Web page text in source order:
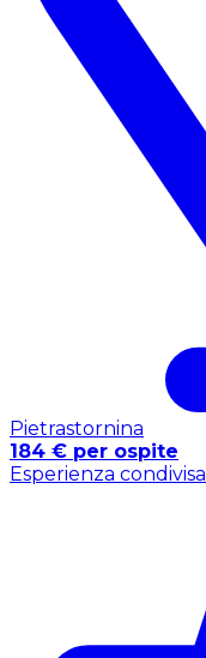
Pietrastornina
184 € per ospite
Esperienza condivisa